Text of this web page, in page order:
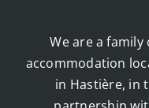
We are a
accommodation
in Hastière, in